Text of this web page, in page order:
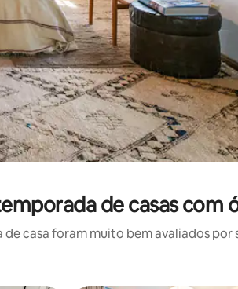
de casas com
casa foram muito bem avaliados por